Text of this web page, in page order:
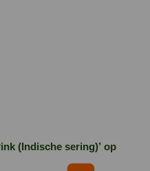
(Indische sering)’ op